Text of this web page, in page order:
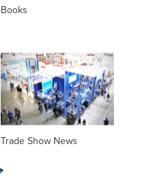
Books
Trade Show News